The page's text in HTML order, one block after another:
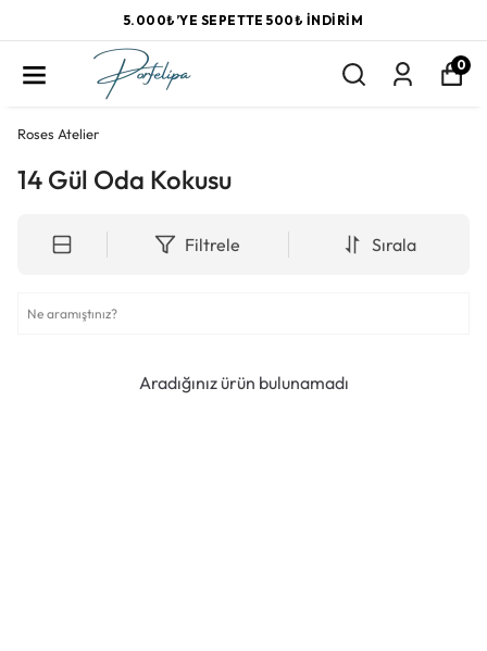
5.000₺’YE SEPETTE 500₺ İNDIRIM
0
Roses Atelier
14 Gül Oda Kokusu
Filtrele Sırala
Aradığınız ürün bulunamadı